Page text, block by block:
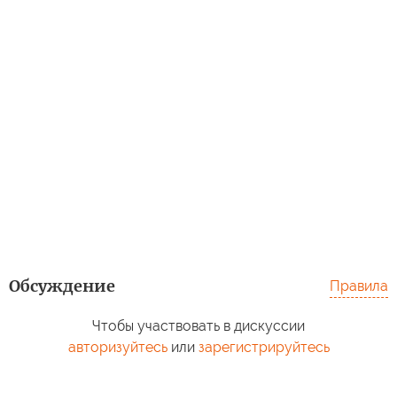
Обсуждение Правила
Чтобы участвовать в дискуссии
авторизуйтесьили зарегистрируйтесь